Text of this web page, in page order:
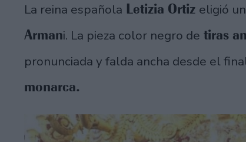
La reina española Letizia Ortiz eligió
Armani. La pieza color negro de tiras
pronunciada y falda ancha desde el
monarca.